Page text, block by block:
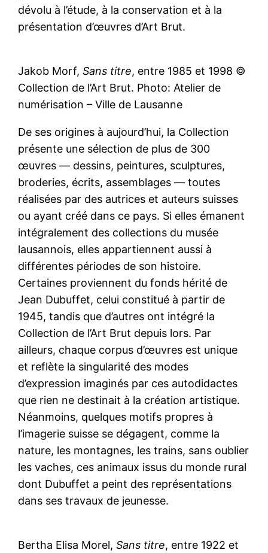
dévolu à l’étude, à la conservation et à la
présentation d’œuvres d’Art Brut.
Jakob Morf,Sans titre, entre 1985 et 1998 ©
Collection de l’Art Brut. Photo: Atelier de
numérisation – Ville de Lausanne
De ses origines à aujourd’hui, la Collection
présente une sélection de plus de 300
œuvres — dessins, peintures, sculptures,
broderies, écrits, assemblages — toutes
réalisées par des autrices et auteurs suisses
ou ayant créé dans ce pays. Si elles émanent
intégralement des collections du musée
lausannois, elles appartiennent aussi à
différentes périodes de son histoire.
Certaines proviennent du fonds hérité de
Jean Dubuffet, celui constitué à partir de
1945, tandis que d’autres ont intégré la
Collection de l’Art Brut depuis lors. Par
ailleurs, chaque corpus d’œuvres est unique
et reflète la singularité des modes
d’expression imaginés par ces autodidactes
que rien ne destinait à la création artistique.
Néanmoins, quelques motifs propres à
l’imagerie suisse se dégagent, comme la
nature, les montagnes, les trains, sans oublier
les vaches, ces animaux issus du monde rural
dont Dubuffet a peint des représentations
dans ses travaux de jeunesse.
Bertha Elisa Morel,Sans titre, entre 1922 et